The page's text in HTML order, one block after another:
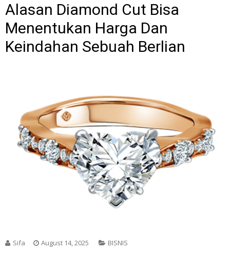
Alasan Diamond Cut Bisa
Menentukan Harga Dan
Keindahan Sebuah Berlian
Sifa August 14, 2025 BISNIS